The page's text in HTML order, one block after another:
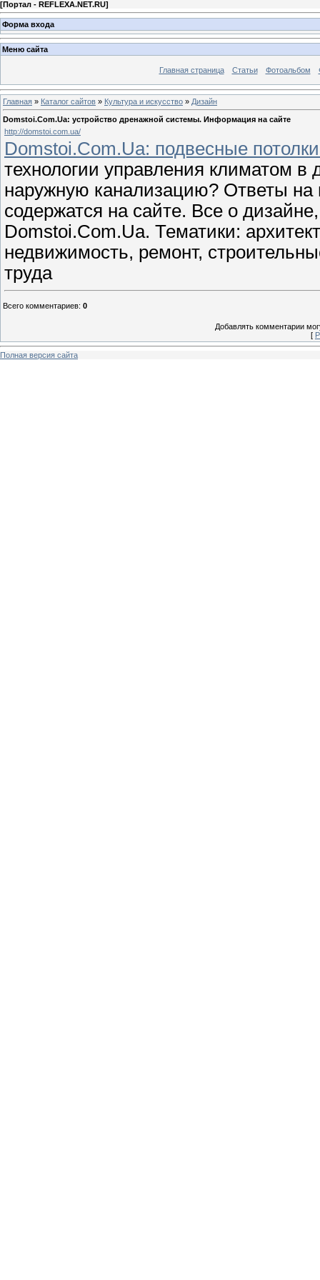
[Портал - REFLEXA.NET.RU]
Форма входа
Меню сайта
Главная страница Статьи Фотоальбом
Главная » Каталог сайтов » Культура и искусство » Дизайн
Domstoi.Com.Ua: устройство дренажной системы. Информация на сайте
http://domstoi.com.ua/
Domstoi.Com.Ua: подвесные
технологии управления климатом
наружную канализацию? Ответы
содержатся на сайте. Все о
Domstoi.Com.Ua. Тематики:
недвижимость, ремонт,
труда
Всего комментариев: 0
Добавлять комментарии
[
Полная версия сайта